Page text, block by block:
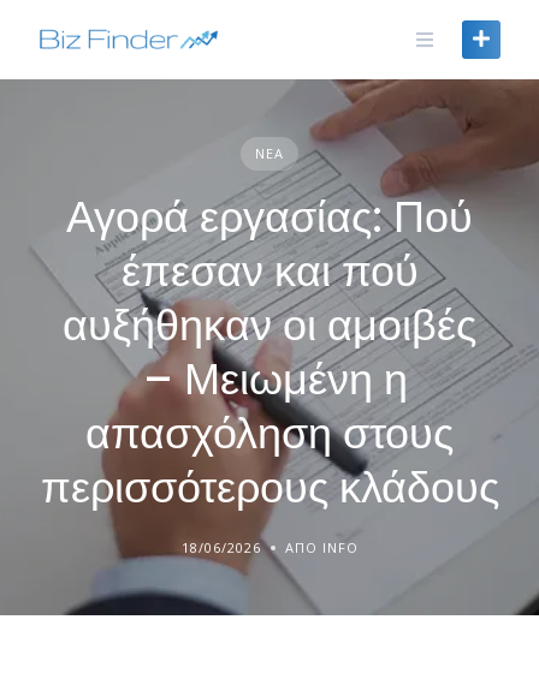
ΝΈΑ
Αγορά εργασίας: Πού
έπεσαν και πού
αυξήθηκαν οι αμοιβές
– Μειωμένη η
απασχόληση στους
περισσότερους κλάδους
18/06/2026 ΑΠΌ INFO